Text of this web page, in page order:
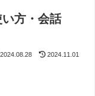
い方・会話
2024.08.28 2024.11.01